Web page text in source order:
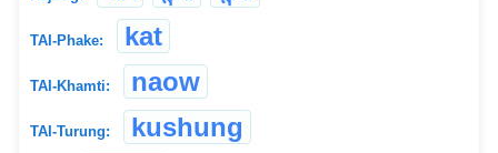
TAI-Phake: kat
TAI-Khamti: naow
TAI-Turung: kushung